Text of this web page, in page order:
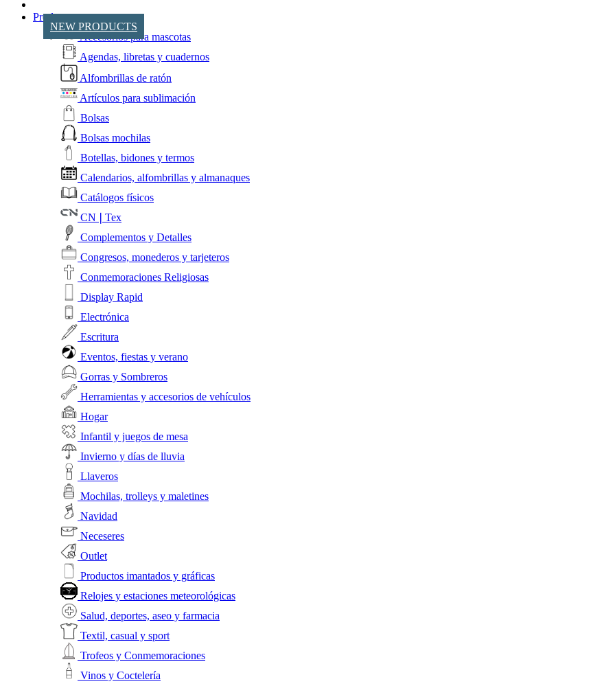
NEW PRODUCTS
Productos
Accesorios para mascotas
Agendas, libretas y cuadernos
Alfombrillas de ratón
Artículos para sublimación
Bolsas
Bolsas mochilas
Botellas, bidones y termos
Calendarios, alfombrillas y almanaques
Catálogos físicos
CN❘Tex
Complementos y Detalles
Congresos, monederos y tarjeteros
Conmemoraciones Religiosas
Display Rapid
Electrónica
Escritura
Eventos, fiestas y verano
Gorras y Sombreros
Herramientas y accesorios de vehículos
Hogar
Infantil y juegos de mesa
Invierno y días de lluvia
Llaveros
Mochilas, trolleys y maletines
Navidad
Neceseres
Outlet
Productos imantados y gráficas
Relojes y estaciones meteorológicas
Salud, deportes, aseo y farmacia
Textil, casual y sport
Trofeos y Conmemoraciones
Vinos y Coctelería